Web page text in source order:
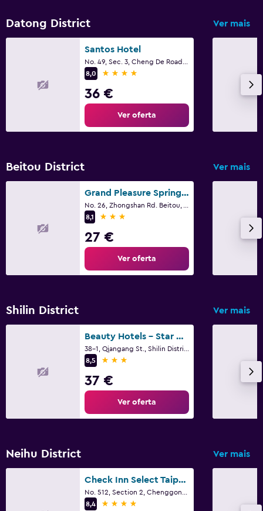
Datong District Ver mais
Santos Hotel
8,0
4 estrelas
36 €
Ver oferta
Beitou District Ver mais
Grand Pleasure Spring Hotel
8,1
3 estrelas
27 €
Ver oferta
Shilin District Ver mais
Beauty Hotels - Star Beauty Resort
8,5
3 estrelas
37 €
Ver oferta
Neihu District Ver mais
Check Inn Select Taipei Neihu
8,4
4 estrelas